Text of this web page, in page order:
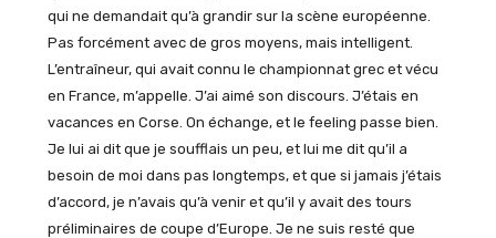
qui ne demandait qu’à grandir sur la scène européenne.
Pas forcément avec de gros moyens, mais intelligent.
L’entraîneur, qui avait connu le championnat grec et vécu
en France, m’appelle. J’ai aimé son discours. J’étais en
vacances en Corse. On échange, et le feeling passe bien.
Je lui ai dit que je soufflais un peu, et lui me dit qu’il a
besoin de moi dans pas longtemps, et que si jamais j’étais
d’accord, je n’avais qu’à venir et qu’il y avait des tours
préliminaires de coupe d’Europe. Je ne suis resté que